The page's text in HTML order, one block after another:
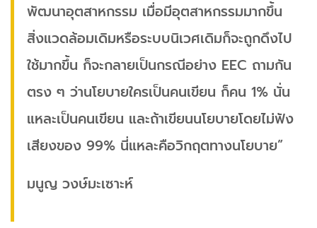
พัฒนาอุตสาหกรรม เมื่อมีอุตสาหกรรมมากขึ้น
สิ่งแวดล้อมเดิมหรือระบบนิเวศเดิมก็จะถูกดึงไป
ใช้มากขึ้น ก็จะกลายเป็นกรณีอย่าง EEC ถามกัน
ตรง ๆ ว่านโยบายใครเป็นคนเขียน ก็คน 1% นั่น
แหละเป็นคนเขียน และถ้าเขียนนโยบายโดยไม่ฟัง
เสียงของ 99% นี่แหละคือวิกฤตทางนโยบาย”
มนูญ วงษ์มะเซาะห์